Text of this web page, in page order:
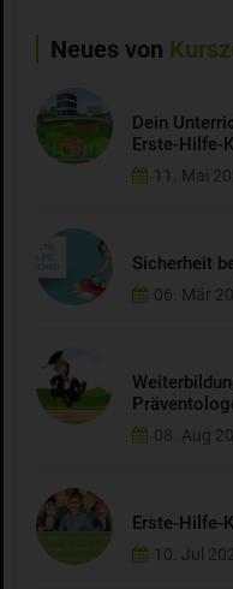
Neues von
Dein
Erste-Hilfe-
11. Mai
Sicherheit
06. Mär
08. Aug
Erste-Hilfe-
10. Jul